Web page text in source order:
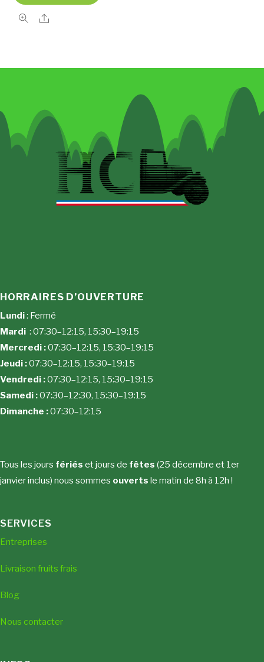
HORRAIRES D’OUVERTURE
Lundi: Fermé
Mardi : 07:30–12:15, 15:30–19:15
Mercredi :07:30–12:15, 15:30–19:15
Jeudi :07:30–12:15, 15:30–19:15
Vendredi :07:30–12:15, 15:30–19:15
Samedi :07:30–12:30, 15:30–19:15
Dimanche :07:30–12:15
Tous les jours fériés et jours de fêtes (25 décembre et 1er
janvier inclus) nous sommes ouverts le matin de 8h à 12h !
SERVICES
Entreprises
Livraison fruits frais
Blog
Nous contacter